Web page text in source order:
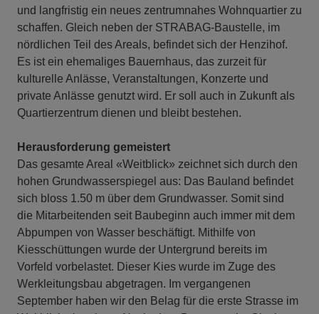
und langfristig ein neues zentrumnahes Wohnquartier zu
schaffen. Gleich neben der STRABAG-Baustelle, im
nördlichen Teil des Areals, befindet sich der Henzihof.
Es ist ein ehemaliges Bauernhaus, das zurzeit für
kulturelle Anlässe, Veranstaltungen, Konzerte und
private Anlässe genutzt wird. Er soll auch in Zukunft als
Quartierzentrum dienen und bleibt bestehen.
Herausforderung gemeistert
Das gesamte Areal «Weitblick» zeichnet sich durch den
hohen Grundwasserspiegel aus: Das Bauland befindet
sich bloss 1.50 m über dem Grundwasser. Somit sind
die Mitarbeitenden seit Baubeginn auch immer mit dem
Abpumpen von Wasser beschäftigt. Mithilfe von
Kiesschüttungen wurde der Untergrund bereits im
Vorfeld vorbelastet. Dieser Kies wurde im Zuge des
Werkleitungsbau abgetragen. Im vergangenen
September haben wir den Belag für die erste Strasse im